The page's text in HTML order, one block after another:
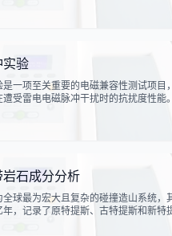
火骨料试验是评定该类材料安全性能
实验
一项至关重要的电磁兼容性测试项目
受雷电电磁脉冲干扰时的抗扰度性能
续时间短、能量密度高等特点，可能
石成分分析
球最为宏大且复杂的碰撞造山系统，
，记录了原特提斯、古特提斯和新特